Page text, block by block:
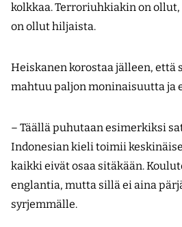
kolkkaa. Terroriuhkiakin on
on ollut hiljaista.
Heiskanen korostaa jälleen, että
mahtuu paljon moninaisuutta ja
– Täällä puhutaan esimerkiksi
Indonesian kieli toimii
kaikki eivät osaa sitäkään.
englantia, mutta sillä ei aina
syrjemmälle.